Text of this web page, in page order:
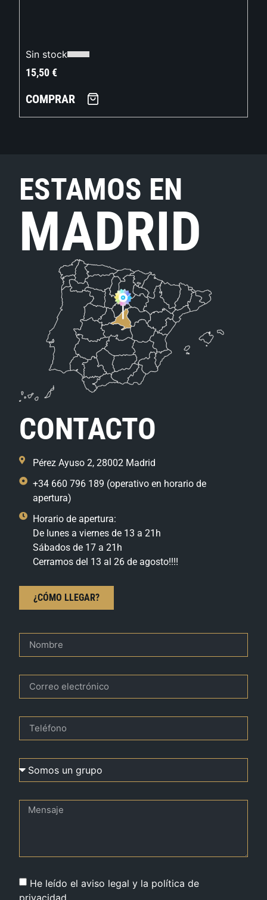
Sin stock
15,50€
COMPRAR
ESTAMOS EN
MADRID
CONTACTO
Pérez Ayuso 2, 28002 Madrid
+34 660 796 189 (operativo en horario de
apertura)
Horario de apertura:
De lunes a viernes de 13 a 21h
Sábados de 17 a 21h
Cerramos del 13 al 26 de agosto!!!!
¿CÓMO LLEGAR?
He leído el aviso legal y la política de
privacidad